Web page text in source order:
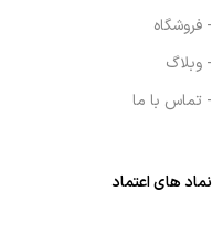
- فروشگاه
- وبلاگ
- تماس با ما
نماد های اعتماد